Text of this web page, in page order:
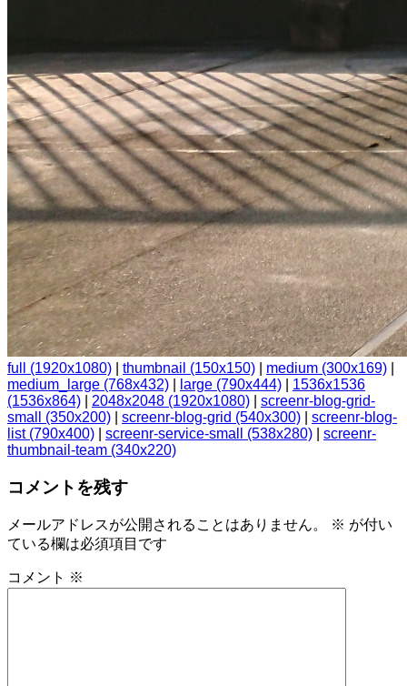
full (1920x1080) thumbnail (150x150) medium (300x169)
medium_large (768x432)
large (790x444)
1536x1536
(1536x864)
2048x2048 (1920x1080)
screenr-blog-grid-
small (350x200)
screenr-blog-grid (540x300)
screenr-blog-
list (790x400)
screenr-service-small (538x280)
screenr-
thumbnail-team (340x220)
コメントを残す
メールアドレスが公開されることはありません。 ※ が付い
ている欄は必須項目です
コメント ※